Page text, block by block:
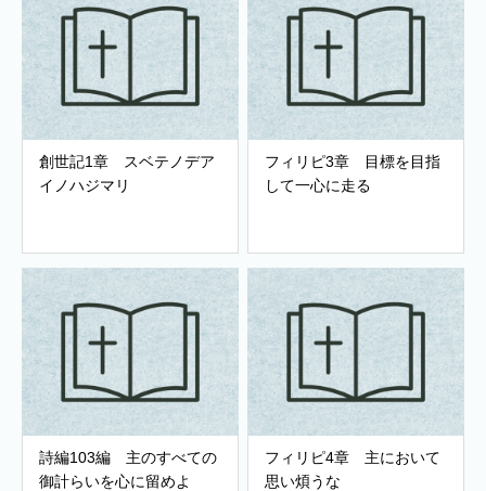
創世記1章 スベテノデア
イノハジマリ
フィリピ3章 目標を目指
して一心に走る
詩編103編 主のすべての
御計らいを心に留めよ
フィリピ4章 主において
思い煩うな